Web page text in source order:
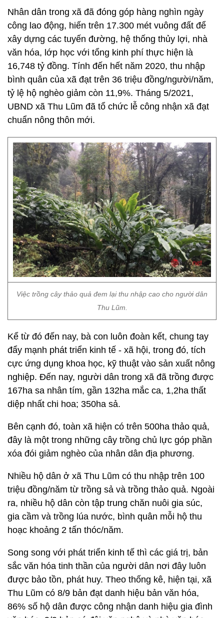
Nhân dân trong xã đã đóng góp hàng nghìn ngày
công lao động, hiến trên 17.300 mét vuông đất để
xây dựng các tuyến đường, hệ thống thủy lợi, nhà
văn hóa, lớp học với tổng kinh phí thực hiện là
16,748 tỷ đồng. Tính đến hết năm 2020, thu nhập
bình quân của xã đạt trên 36 triệu đồng/người/năm,
tỷ lệ hộ nghèo giảm còn 11,9%. Tháng 5/2021,
UBND xã Thu Lũm đã tổ chức lễ công nhận xã đạt
chuẩn nông thôn mới.
Việc trồng cây thảo quả đem lại thu nhập cao cho người dân
Thu Lũm.
Kể từ đó đến nay, bà con luôn đoàn kết, chung tay
đẩy mạnh phát triển kinh tế - xã hội, trong đó, tích
cực ứng dụng khoa học, kỹ thuật vào sản xuất nông
nghiệp. Đến nay, người dân trong xã đã trồng được
167ha sa nhân tím, gần 132ha mắc ca, 1,2ha thất
diệp nhất chi hoa; 350ha sả.
Bên cạnh đó, toàn xã hiện có trên 500ha thảo quả,
đây là một trong những cây trồng chủ lực góp phần
xóa đói giảm nghèo của nhân dân địa phương.
Nhiều hộ dân ở xã Thu Lũm có thu nhập trên 100
triệu đồng/năm từ trồng sả và trồng thảo quả. Ngoài
ra, nhiều hộ dân còn tập trung chăn nuôi gia súc,
gia cầm và trồng lúa nước, bình quân mỗi hộ thu
hoạc khoảng 2 tấn thóc/năm.
Song song với phát triển kinh tế thì các giá trị, bản
sắc văn hóa tinh thần của người dân nơi đây luôn
được bảo tồn, phát huy. Theo thống kê, hiện tại, xã
Thu Lũm có 8/9 bản đạt danh hiệu bản văn hóa,
86% số hộ dân được công nhận danh hiệu gia đình